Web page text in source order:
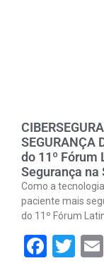
SEGURANÇA
do 11º
Segurança na
Como a
paciente mais
do 11º Fórum